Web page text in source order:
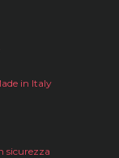
in Italy
sicurezza